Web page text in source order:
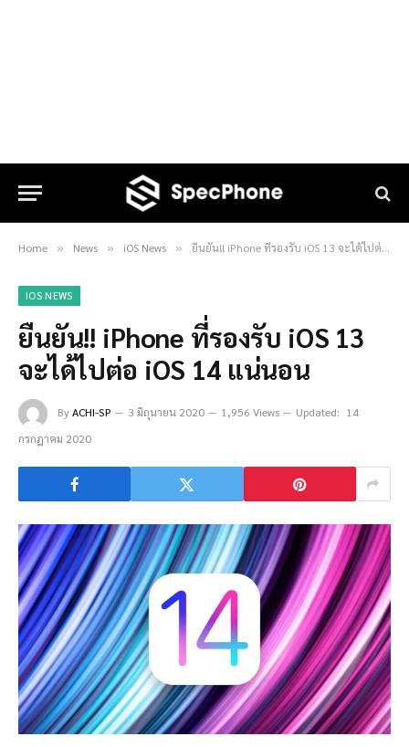
Home » News » iOS News » ยืนยัน!! iPhone ที่รองรับ iOS 13 จะได้ไปต่อ iOS 14 แน่นอน
IOS NEWS
ยืนยัน!! iPhone ที่รองรับ iOS 13
จะได้ไปต่อ iOS 14 แน่นอน
ByACHI-SP 3 มิถุนายน 2020 1,956 Views Updated: 14
กรกฎาคม 2020